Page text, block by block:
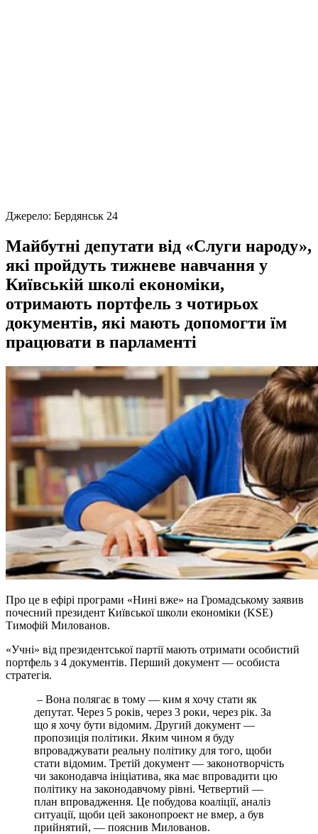
Джерело: Бердянськ 24
Майбутні депутати від «Слуги народу»,
які пройдуть тижневе навчання у
Київській школі економіки,
отримають портфель з чотирьох
документів, які мають допомогти їм
працювати в парламенті
Про це в ефірі програми «Нині вже» на Громадському заявив
почесний президент Київської школи економіки (KSE)
Тимофій Милованов.
«Учні» від президентської партії мають отримати особистий
портфель з 4 документів. Перший документ — особиста
стратегія.
– Вона полягає в тому — ким я хочу стати як
депутат. Через 5 років, через 3 роки, через рік. За
що я хочу бути відомим. Другий документ —
пропозиція політики. Яким чином я буду
впроваджувати реальну політику для того, щоби
стати відомим. Третій документ — законотворчість
чи законодавча ініціатива, яка має впровадити цю
політику на законодавчому рівні. Четвертий —
план впровадження. Це побудова коаліції, аналіз
ситуації, щоби цей законопроект не вмер, а був
прийнятий, — пояснив Милованов.